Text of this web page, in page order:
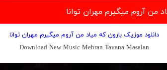
من آروم میگیرم مهران توانا
دانلود موزیک بارون که میاد من آروم میگیرم مهران توانا
Download New Music Mehran Tavana Masalan